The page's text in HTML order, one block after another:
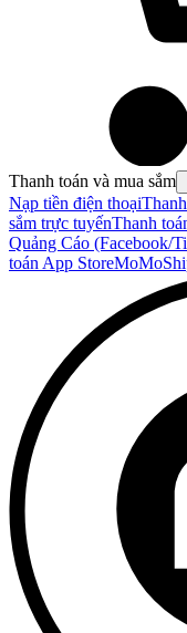
Thanh toán và mua sắm
Nạp tiền điện thoại
sắm trực tuyếnThanh
Quảng Cáo (Facebook/
toán App Store